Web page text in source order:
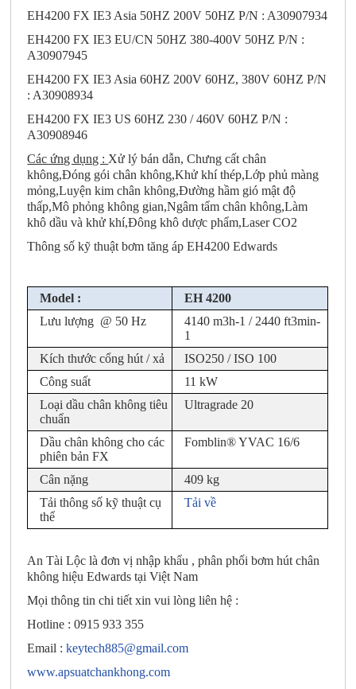
EH4200 FX IE3 Asia 50HZ 200V 50HZ P/N : A30907934
EH4200 FX IE3 EU/CN 50HZ 380-400V 50HZ P/N :
A30907945
EH4200 FX IE3 Asia 60HZ 200V 60HZ, 380V 60HZ P/N
: A30908934
EH4200 FX IE3 US 60HZ 230 / 460V 60HZ P/N :
A30908946
Các ứng dụng : Xử lý bán dẫn, Chưng cất chân
không,Đóng gói chân không,Khử khí thép,Lớp phủ màng
mỏng,Luyện kim chân không,Đường hầm gió mật độ
thấp,Mô phỏng không gian,Ngâm tẩm chân không,Làm
khô dầu và khử khí,Đông khô dược phẩm,Laser CO2
Thông số kỹ thuật bơm tăng áp EH4200 Edwards
Model :
EH 4200
Lưu lượng @ 50 Hz
4140 m3h-1 / 2440 ft3min-
1
Kích thước cổng hút / xả
ISO250 / ISO 100
Công suất
11 kW
Loại dầu chân không tiêu
chuẩn
Ultragrade 20
Dầu chân không cho các
phiên bản FX
Fomblin® YVAC 16/6
Cân nặng
409 kg
Tải thông số kỹ thuật cụ
thể
Tải về
An Tài Lộc là đơn vị nhập khẩu , phân phối bơm hút chân
không hiệu Edwards tại Việt Nam
Mọi thông tin chi tiết xin vui lòng liên hệ :
Hotline : 0915 933 355
Email :keytech885@gmail.com
www.apsuatchankhong.com